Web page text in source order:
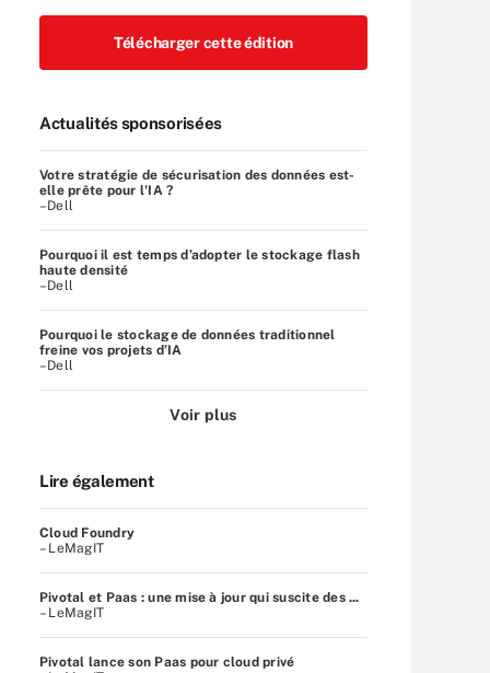
Télécharger cette édition
Actualités sponsorisées
Votre stratégie de sécurisation des données est-
elle prête pour l'IA ?
–Dell
Pourquoi il est temps d’adopter le stockage flash
haute densité
–Dell
Pourquoi le stockage de données traditionnel
freine vos projets d’IA
–Dell
Voir plus
Lire également
Cloud Foundry
– LeMagIT
Pivotal et Paas : une mise à jour qui suscite des ...
– LeMagIT
Pivotal lance son Paas pour cloud privé